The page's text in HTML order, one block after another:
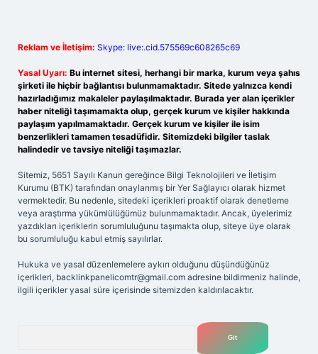
Reklam ve İletişim: Skype: live:.cid.575569c608265c69
Yasal Uyarı: Bu internet sitesi, herhangi bir marka, kurum veya şahıs
şirketi ile hiçbir bağlantısı bulunmamaktadır. Sitede yalnızca kendi
hazırladığımız makaleler paylaşılmaktadır. Burada yer alan içerikler
haber niteliği taşımamakta olup, gerçek kurum ve kişiler hakkında
paylaşım yapılmamaktadır. Gerçek kurum ve kişiler ile isim
benzerlikleri tamamen tesadüfidir. Sitemizdeki bilgiler taslak
halindedir ve tavsiye niteliği taşımazlar.
Sitemiz, 5651 Sayılı Kanun gereğince Bilgi Teknolojileri ve İletişim
Kurumu (BTK) tarafından onaylanmış bir Yer Sağlayıcı olarak hizmet
vermektedir. Bu nedenle, sitedeki içerikleri proaktif olarak denetleme
veya araştırma yükümlülüğümüz bulunmamaktadır. Ancak, üyelerimiz
yazdıkları içeriklerin sorumluluğunu taşımakta olup, siteye üye olarak
bu sorumluluğu kabul etmiş sayılırlar.
Hukuka ve yasal düzenlemelere aykırı olduğunu düşündüğünüz
içerikleri, backlinkpanelicomtr@gmail.com adresine bildirmeniz halinde,
ilgili içerikler yasal süre içerisinde sitemizden kaldırılacaktır.